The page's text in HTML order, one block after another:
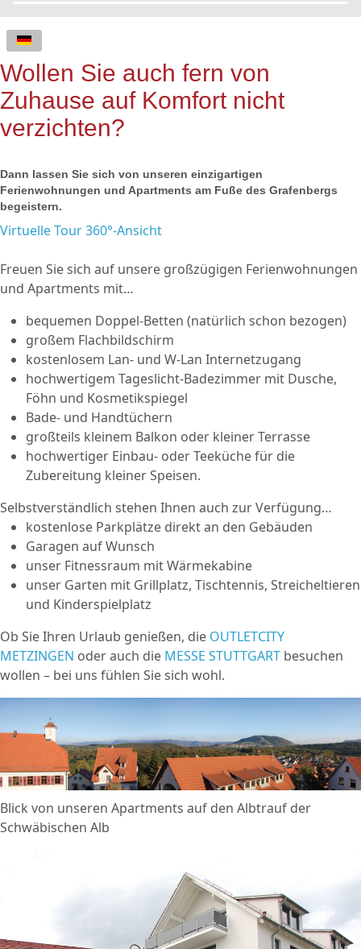
Sprache auswählen
Wollen Sie auch fern von
Zuhause auf Komfort nicht
verzichten?
Dann lassen Sie sich von unseren einzigartigen
Ferienwohnungen und Apartments am Fuße des Grafenbergs
begeistern.
Virtuelle Tour 360°-Ansicht
Freuen Sie sich auf unsere großzügigen Ferienwohnungen
und Apartments mit…
bequemen Doppel-Betten (natürlich schon bezogen)
großem Flachbildschirm
kostenlosem Lan- und W-Lan Internetzugang
hochwertigem Tageslicht-Badezimmer mit Dusche,
Föhn und Kosmetikspiegel
Bade- und Handtüchern
großteils kleinem Balkon oder kleiner Terrasse
hochwertiger Einbau- oder Teeküche für die
Zubereitung kleiner Speisen.
Selbstverständlich stehen Ihnen auch zur Verfügung…
kostenlose Parkplätze direkt an den Gebäuden
Garagen auf Wunsch
unser Fitnessraum mit Wärmekabine
unser Garten mit Grillplatz, Tischtennis, Streicheltieren
und Kinderspielplatz
Ob Sie Ihren Urlaub genießen, die OUTLETCITY
METZINGEN oder auch die MESSE STUTTGART besuchen
wollen – bei uns fühlen Sie sich wohl.
Blick von unseren Apartments auf den Albtrauf der
Schwäbischen Alb